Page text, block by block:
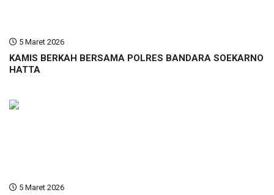
5 Maret 2026
KAMIS BERKAH BERSAMA POLRES BANDARA SOEKARNO
HATTA
5 Maret 2026